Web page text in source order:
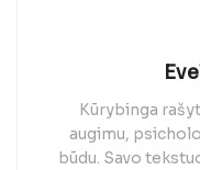
Kūrybinga
augimu,
būdu. Savo